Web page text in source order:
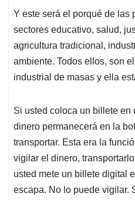
Y este será el porqué de las
sectores educativo, salud,
agricultura tradicional,
ambiente. Todos ellos, son
industrial de masas y ella
Si usted coloca un billete en
dinero permanecerá en la
transportar. Esta era la
vigilar el dinero,
usted mete un billete digital
escapa. No lo puede vigilar.